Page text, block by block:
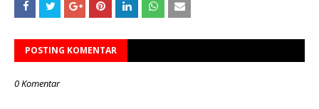
POSTING KOMENTAR
0 Komentar